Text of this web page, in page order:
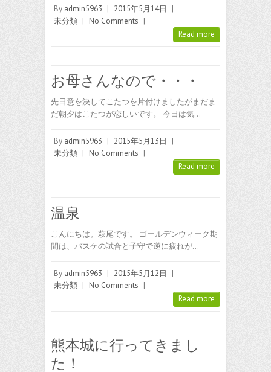
By admin5963 | 2015年5月14日
|
未分類 | No Comments |
Read more
お母さんなので・・・
先日意を決してこたつを片付けましたがまだま
だ朝夕はこたつが恋しいです。 今日は気…
By admin5963 | 2015年5月13日
|
未分類 | No Comments |
Read more
温泉
こんにちは。萩尾です。 ゴールデンウィーク期
間は、バスケの試合と子守で逆に疲れが…
By admin5963 | 2015年5月12日
|
未分類 | No Comments |
Read more
熊本城に行ってきまし
た！